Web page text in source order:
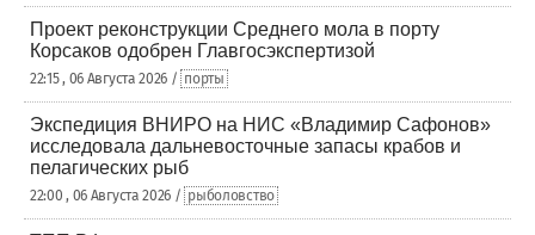
Проект реконструкции Среднего мола в порту
Корсаков одобрен Главгосэкспертизой
22:15 , 06 Августа 2026 / порты
Экспедиция ВНИРО на НИС «Владимир Сафонов»
исследовала дальневосточные запасы крабов и
пелагических рыб
22:00 , 06 Августа 2026 / рыболовство